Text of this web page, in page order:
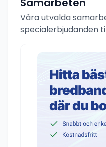
Våra utvalda
specialerbjudanden